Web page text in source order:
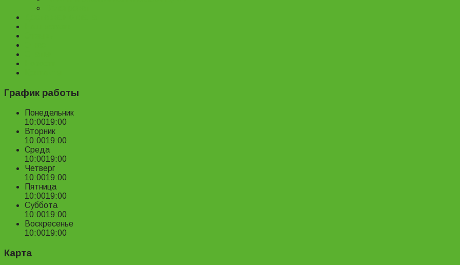
График работы
Понедельник
10:0019:00
Вторник
10:0019:00
Среда
10:0019:00
Четверг
10:0019:00
Пятница
10:0019:00
Суббота
10:0019:00
Воскресенье
10:0019:00
Карта